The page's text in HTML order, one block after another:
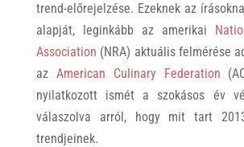
trend-előrejelzése. Ezeknek az
alapját, leginkább az amerikai
Association (NRA) aktuális felmérése
az American Culinary Federation
nyilatkozott ismét a szokásos év
válaszolva arról, hogy mit tart
trendjeinek.